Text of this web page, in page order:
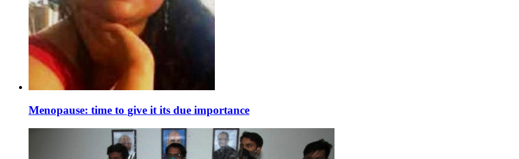
Menopause: time to give it its due importance